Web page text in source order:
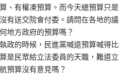
、有權凍預算。而今天總預算只是
有送交院會付委。請問在各地的議
地方政府的預算嗎？
政的時候，民進黨喊退預算喊得比
是民眾給立法委員的天職，難道立
預算沒有意見嗎？